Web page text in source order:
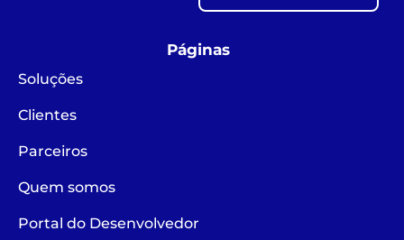
Páginas
Soluções
Clientes
Parceiros
Quem somos
Portal do Desenvolvedor